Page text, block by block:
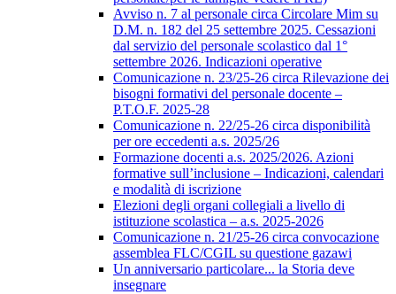
Avviso n. 7 al personale circa Circolare Mim su
D.M. n. 182 del 25 settembre 2025. Cessazioni
dal servizio del personale scolastico dal 1°
settembre 2026. Indicazioni operative
Comunicazione n. 23/25-26 circa Rilevazione dei
bisogni formativi del personale docente –
P.T.O.F. 2025-28
Comunicazione n. 22/25-26 circa disponibilità
per ore eccedenti a.s. 2025/26
Formazione docenti a.s. 2025/2026. Azioni
formative sull’inclusione – Indicazioni, calendari
e modalità di iscrizione
Elezioni degli organi collegiali a livello di
istituzione scolastica – a.s. 2025-2026
Comunicazione n. 21/25-26 circa convocazione
assemblea FLC/CGIL su questione gazawi
Un anniversario particolare... la Storia deve
insegnare